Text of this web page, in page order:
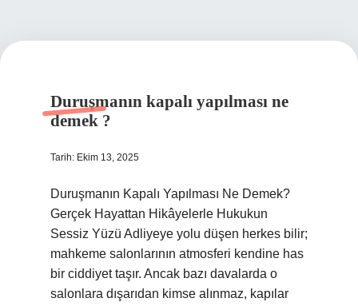
Duruşmanın kapalı yapılması ne
demek ?
Tarih: Ekim 13, 2025
Duruşmanın Kapalı Yapılması Ne Demek?
Gerçek Hayattan Hikâyelerle Hukukun
Sessiz Yüzü Adliyeye yolu düşen herkes bilir;
mahkeme salonlarının atmosferi kendine has
bir ciddiyet taşır. Ancak bazı davalarda o
salonlara dışarıdan kimse alınmaz, kapılar